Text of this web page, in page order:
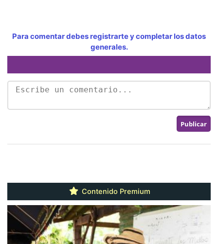
Para comentar debes registrarte y completar los datos
generales.
Contenido Premium